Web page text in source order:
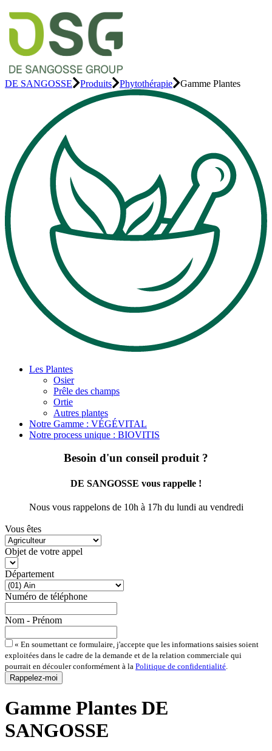
DE SANGOSSE Produits Phytothérapie Gamme Plantes
Les Plantes
Osier
Prêle des champs
Ortie
Autres plantes
Notre Gamme : VÉGÉVITAL
Notre process unique : BIOVITIS
Besoin d'un conseil produit ?
DE SANGOSSE vous rappelle !
Nous vous rappelons de 10h à 17h du lundi au vendredi
Vous êtes
Objet de votre appel
Département
Numéro de téléphone
Nom - Prénom
« En soumettant ce formulaire, j'accepte que les informations saisies soient
exploitées dans le cadre de la demande et de la relation commerciale qui
pourrait en découler conformément à la Politique de confidentialité.
Gamme Plantes DE
SANGOSSE